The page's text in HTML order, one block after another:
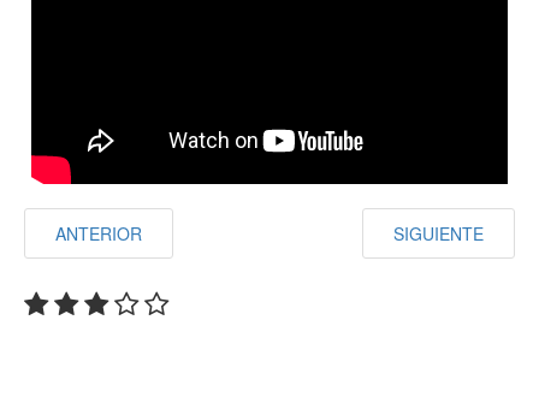
ANTERIOR SIGUIENTE